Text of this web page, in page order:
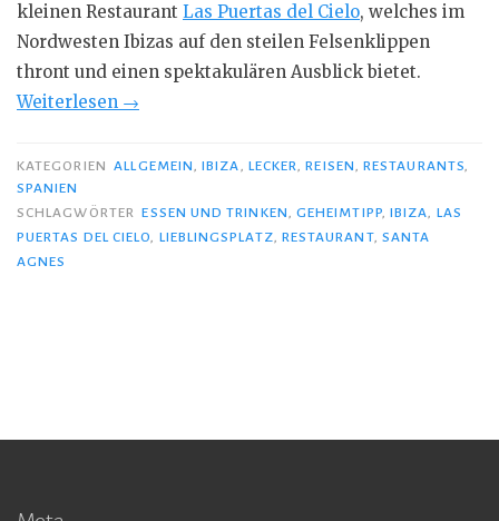
kleinen Restaurant Las Puertas del Cielo, welches im
Nordwesten Ibizas auf den steilen Felsenklippen
thront und einen spektakulären Ausblick bietet.
Weiterlesen „Paella
Sangria
Ibizas
Pforten
→
KATEGORIEN ALLGEMEIN ,IBIZA LECKER ,REISEN ,RESTAURANTS
SPANIEN
SCHLAGWÖRTER
ESSEN UND TRINKEN GEHEIMTIPP, IBIZA
LAS
PUERTAS DEL CIELO
LIEBLINGSPLATZ RESTAURANT, SANTA
AGNES